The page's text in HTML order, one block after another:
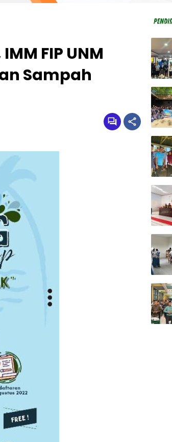
FIP UNM
Sampah